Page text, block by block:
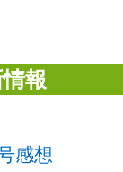
報
感想